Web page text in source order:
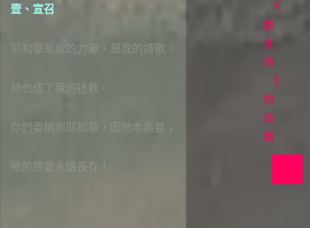
影
《1946》
台
灣
首
映
上
帝
奉
獻
支
持
我
的
收
藏
壹、宣召
耶和華是我的力量，是我的詩歌，
祂也成了我的拯救。
你們要稱謝耶和華，因祂本為善；
祂的慈愛永遠長存！